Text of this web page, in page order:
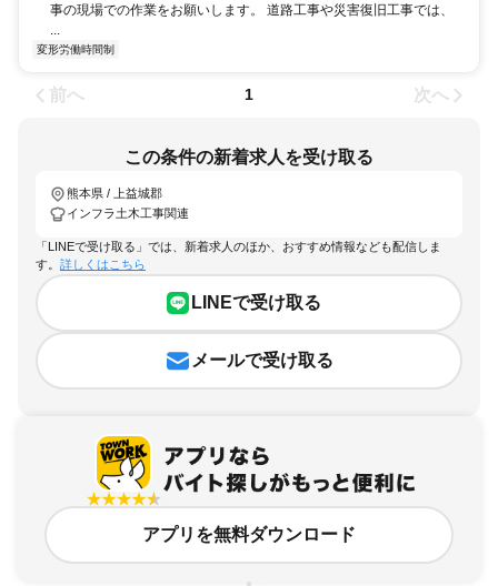
事の現場での作業をお願いします。 道路工事や災害復旧工事では、
...
変形労働時間制
前へ 1 次へ
この条件の新着求人を受け取る
熊本県 / 上益城郡
インフラ土木工事関連
「LINEで受け取る」では、新着求人のほか、おすすめ情報なども配信しま
す。 詳しくはこちら
LINEで受け取る
メールで受け取る
アプリを無料ダウンロード